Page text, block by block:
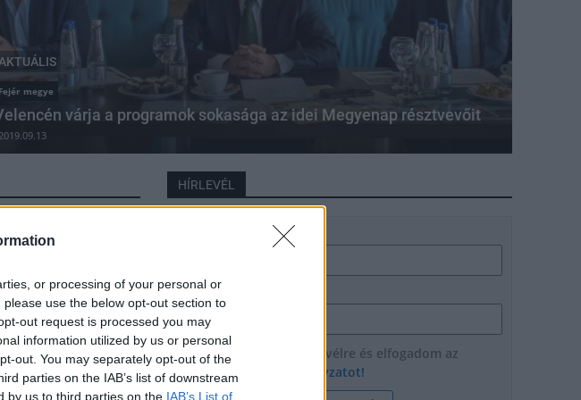
or processing of your personal or
use the below opt-out section to
out request is processed you may
information utilized by us or personal
out. You may separately opt-out of the
parties on the IAB’s list of downstream
by us to third parties on the IAB’s List of
AKTUÁLIS
Fejér megye
várja a programok sokasága az idei Megyenap résztvevőit
a
le a vasárnapi
HÍRLEVÉL
E-mail cím
Feliratkozom a hírlevélre és elfogadom az
adatvédelmi szabályzatot!